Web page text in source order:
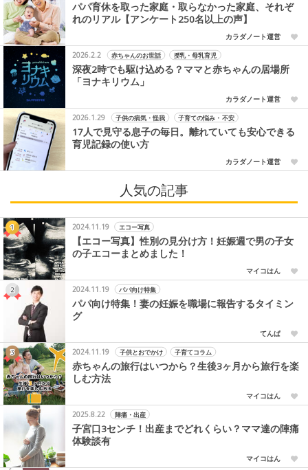
パパ育休を取った家庭・取らなかった家庭、それぞ
れのリアル【アンケート250名以上の声】
カラダノート運営
2026.2.2
赤ちゃんのお世話 授乳・母乳育児
深夜2時でも駆け込める？ママと赤ちゃんの居場所
「ヨナキリウム」
カラダノート運営
2026.1.29
子供の病気・怪我 子育ての悩み・不安
17人で見守る息子の毎日。離れていても安心できる
育児記録の使い方
カラダノート運営
人気の記事
2024.11.19 エコー写真
【エコー写真】性別の見分け方！妊娠週で男の子女
の子エコーまとめました！
マイコはん
2024.11.19
パパ向け特集
パパ向け特集！妻の妊娠を職場に報告するタイミン
グ
てんぱ
2024.11.19
子供とおでかけ 子育てコラム
赤ちゃんの旅行はいつから？生後3ヶ月から旅行を楽
しむ方法
マイコはん
2025.8.22
陣痛・出産
子宮口3センチ！出産までどれくらい？ママ達の陣痛
体験談有
マイコはん